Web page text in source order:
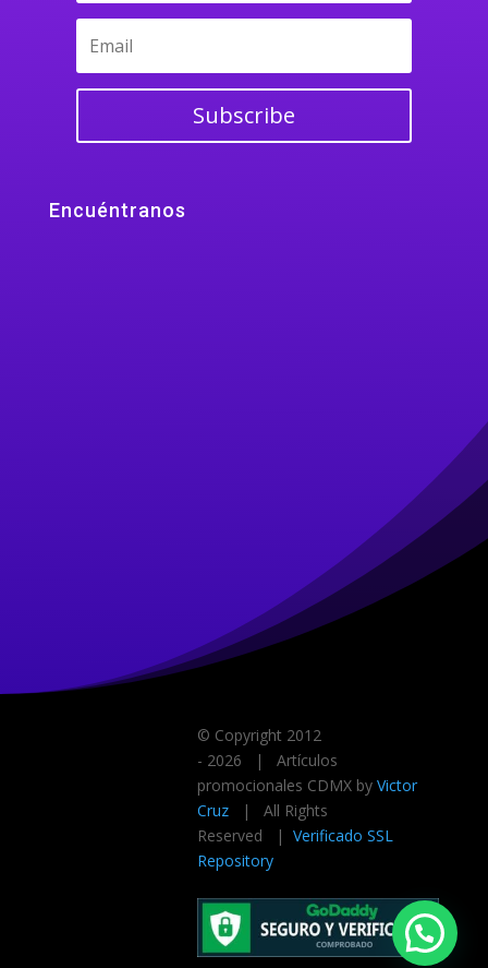
Subscribe
Encuéntranos
© Copyright 2012
- 2026 | Artículos
promocionales CDMX by Victor
Cruz| All Rights
Reserved | Verificado SSL
Repository